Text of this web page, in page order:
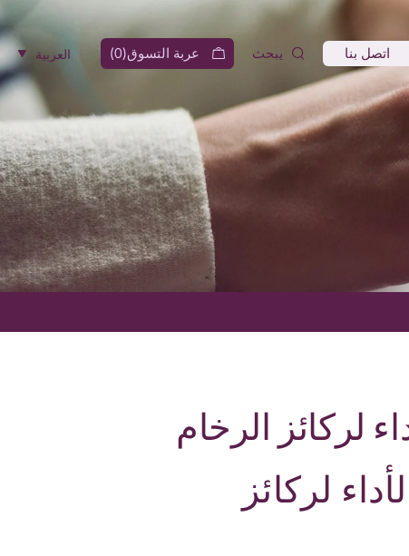
اتصل بنا يبحث عربة التسوق(0
) العربية
لركائز الرخام
لركائز